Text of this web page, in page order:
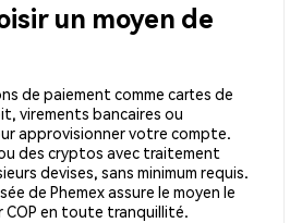
un moyen de
de paiement comme cartes de
virements bancaires ou
approvisionner votre compte.
des cryptos avec traitement
devises, sans minimum requis.
de Phemex assure le moyen le
COP en toute tranquillité.